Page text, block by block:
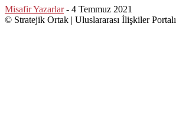
Misafir Yazarlar - 4 Temmuz 2021
© Stratejik Ortak | Uluslararası İlişkiler Portalı